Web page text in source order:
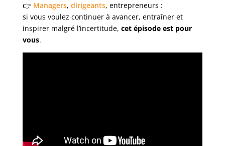
👉 Managers, dirigeants, entrepreneurs :
si vous voulez continuer à avancer, entraîner et
inspirer malgré l’incertitude, cet épisode est pour
vous.